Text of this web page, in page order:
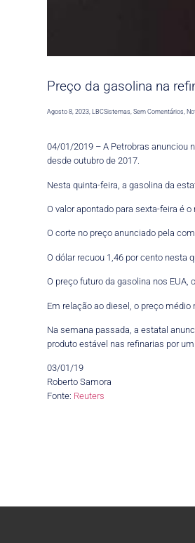
Preço da gasolina na
Agosto 8, 2023 ,LBCSistemas Sem Comentários
04/01/2019 – A Petrobras anunciou
desde outubro de 2017.
Nesta quinta-feira, a gasolina da
O valor apontado para sexta-feira é
O corte no preço anunciado pela
O dólar recuou 1,46 por cento nesta
O preço futuro da gasolina nos
Em relação ao diesel, o preço
Na semana passada, a estatal
produto estável nas refinarias por
03/01/19
Roberto Samora
Fonte: Reuters